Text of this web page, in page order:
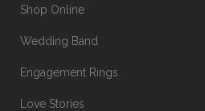
Shop Online
Wedding Band
Engagement Rings
Love Stories